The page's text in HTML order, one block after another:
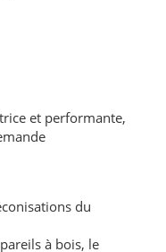
et performante,
du
à bois, le